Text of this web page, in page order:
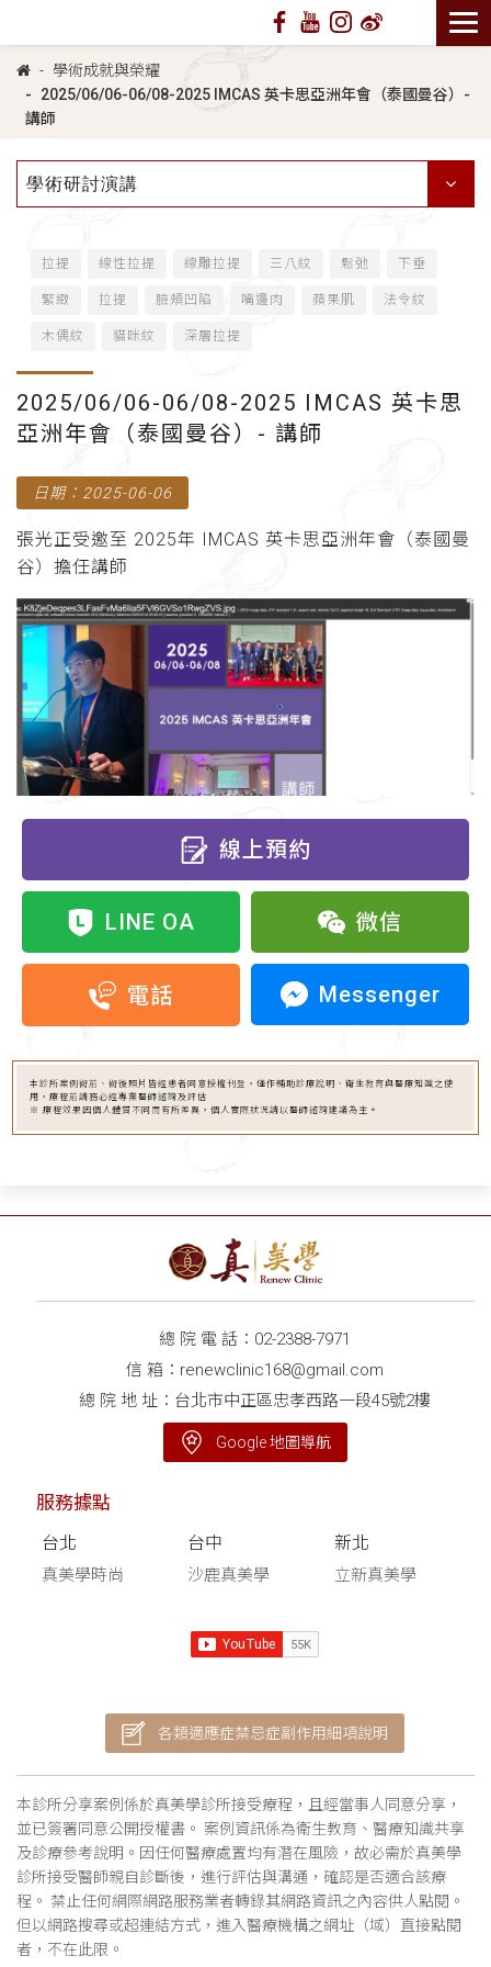
學術成就與榮耀
2025/06/06-06/08-2025 IMCAS 英卡思亞洲年會（泰國曼谷）-
講師
學術研討演講
拉提 線性拉提 線雕拉提 三八紋 鬆弛 下垂
緊緻 拉提 臉頰凹陷 嘴邊肉 蘋果肌 法令紋
木偶紋 貓咪紋 深層拉提
2025/06/06-06/08-2025 IMCAS 英卡思
亞洲年會（泰國曼谷）- 講師
日期：2025-06-06
張光正受邀至 2025年 IMCAS 英卡思亞洲年會（泰國曼
谷）擔任講師
線上預約
LINE OA 微信
電話 Messenger
本診所案例術前、術後照片皆經患者同意授權刊登，僅作輔助診療說明、衛生教育與醫療知識之使
用，療程前請務必經專業醫師諮詢及評估
※ 療程效果因個人體質不同而有所差異，個人實際狀況請以醫師諮詢建議為主。
總 院 電 話： 02-2388-7971
信 箱： renewclinic168@gmail.com
總 院 地 址：台北市中正區忠孝西路一段45號2樓
Google 地圖導航
服務據點
台北
真美學時尚
台中
沙鹿真美學
新北
立新真美學
各類適應症禁忌症副作用細項說明
本診所分享案例係於真美學診所接受療程，且經當事人同意分享，
並已簽署同意公開授權書。 案例資訊係為衛生教育、醫療知識共享
及診療參考說明。因任何醫療處置均有潛在風險，故必需於真美學
診所接受醫師親自診斷後，進行評估與溝通，確認是否適合該療
程。 禁止任何網際網路服務業者轉錄其網路資訊之內容供人點閱。
但以網路搜尋或超連結方式，進入醫療機構之網址（域）直接點閱
者，不在此限。